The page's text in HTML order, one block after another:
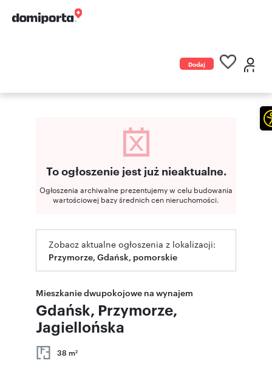
Dodaj
To ogłoszenie jest już nieaktualne.
Ogłoszenia archiwalne prezentujemy w celu budowania
wartościowej bazy średnich cen nieruchomości.
Zobacz aktualne ogłoszenia z lokalizacji:
Przymorze, Gdańsk, pomorskie
Mieszkanie dwupokojowe na wynajem
Gdańsk, Przymorze,
Jagiellońska
38 m2